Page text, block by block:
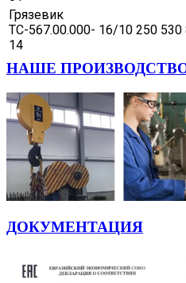
Грязевик
ТС-567.00.000-
14
16/10 250 530
НАШЕ
ДОКУМЕНТАЦИЯ